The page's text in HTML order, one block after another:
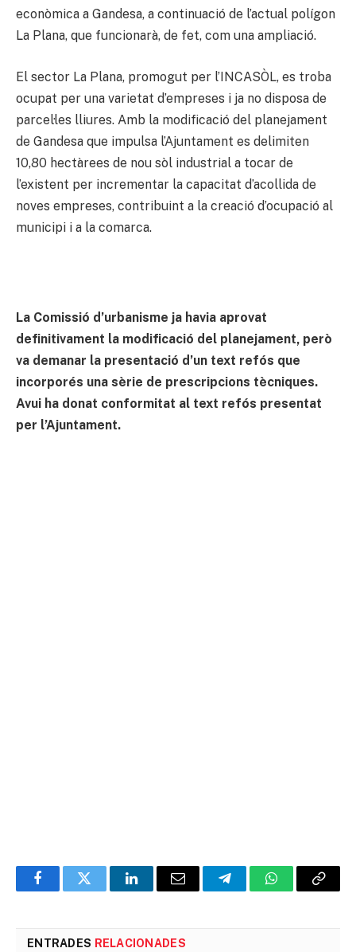
econòmica a Gandesa, a continuació de l’actual polígon
La Plana, que funcionarà, de fet, com una ampliació.
El sector La Plana, promogut per l’INCASÒL, es troba
ocupat per una varietat d’empreses i ja no disposa de
parcel·les lliures. Amb la modificació del planejament
de Gandesa que impulsa l’Ajuntament es delimiten
10,80 hectàrees de nou sòl industrial a tocar de
l’existent per incrementar la capacitat d’acollida de
noves empreses, contribuint a la creació d’ocupació al
municipi i a la comarca.
La Comissió d’urbanisme ja havia aprovat
definitivament la modificació del planejament, però
va demanar la presentació d’un text refós que
incorporés una sèrie de prescripcions tècniques.
Avui ha donat conformitat al text refós presentat
per l’Ajuntament.
FacebookTwitter LinkedInEmail TelegramWhatsAppCopia
ENTRADES RELACIONADES